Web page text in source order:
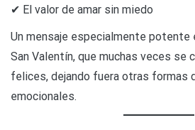
✔ El valor de amar sin miedo
Un mensaje especialmente potente
San Valentín, que muchas veces se
felices, dejando fuera otras formas
emocionales.